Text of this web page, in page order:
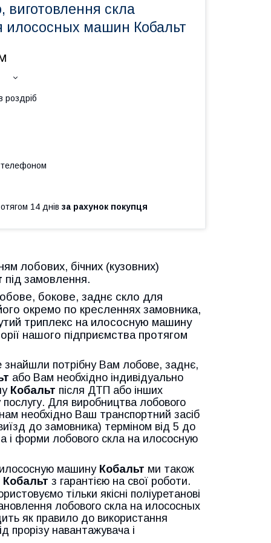
виготовлення скла
илососных машин Кобальт
роздріб
телефоном
14 днів за рахунок покупця
лобових, бічних (кузовних)
під замовлення.
бокове, заднє скло для
окремо по кресленнях замовника,
триплекс на илососную машину
нашого підприємства протягом
знайшли потрібну Вам лобове, заднє,
або Вам необхідно індивідуально
Кобальт після ДТП або інших
Для виробництва лобового
необхідно Ваш транспортний засіб
до замовника) терміном від 5 до
і форми лобового скла на илососную
илососную машину Кобальт ми також
Кобальт з гарантією на свої роботи.
тільки якісні поліуретанові
лобового скла на илососных
як правило до використання
прорізу навантажувача і